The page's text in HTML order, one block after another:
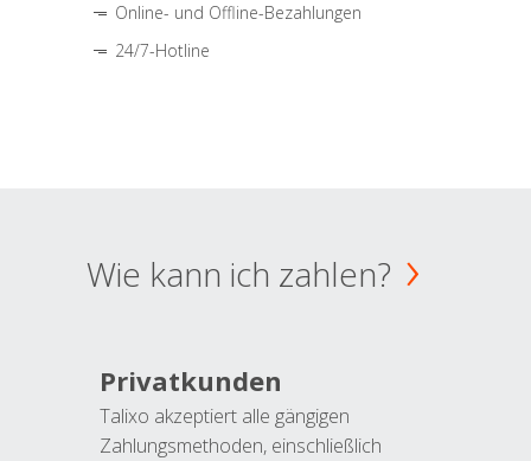
Online- und Offline-Bezahlungen
24/7-Hotline
Wie kann ich zahlen?
Privatkunden
Talixo akzeptiert alle gängigen
Zahlungsmethoden, einschließlich